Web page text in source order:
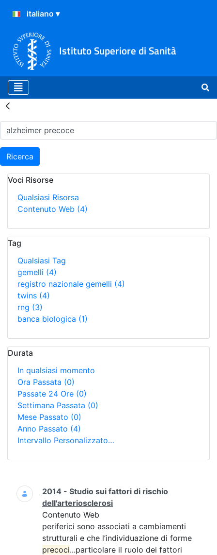
Istituto Superiore di Sanità
Risultati della Ricerca -
Ricerca
Voci Risorse
Qualsiasi Risorsa
Contenuto Web (4)
Tag
Qualsiasi Tag
gemelli (4)
registro nazionale gemelli (4)
twins (4)
rng (3)
banca biologica (1)
Durata
In qualsiasi momento
Ora Passata (0)
Passate 24 Ore (0)
Settimana Passata (0)
Mese Passato (0)
Anno Passato (4)
Intervallo Personalizzato…
Ricerca
2014 - Studio sui fattori di rischio
dell'arteriosclerosi
Contenuto Web
periferici sono associati a cambiamenti
strutturali e che l’individuazione di forme
precoci...particolare il ruolo dei fattori